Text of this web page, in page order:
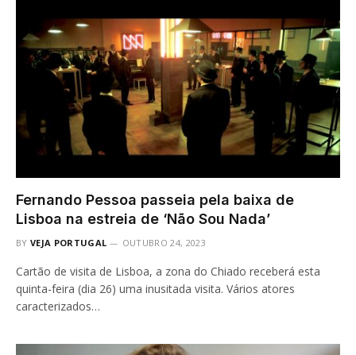
Fernando Pessoa passeia pela baixa de
Lisboa na estreia de ‘Não Sou Nada’
BY VEJA PORTUGAL OUTUBRO 24, 2023
Cartão de visita de Lisboa, a zona do Chiado receberá esta
quinta-feira (dia 26) uma inusitada visita. Vários atores
caracterizados…